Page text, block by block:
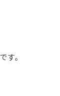
す。